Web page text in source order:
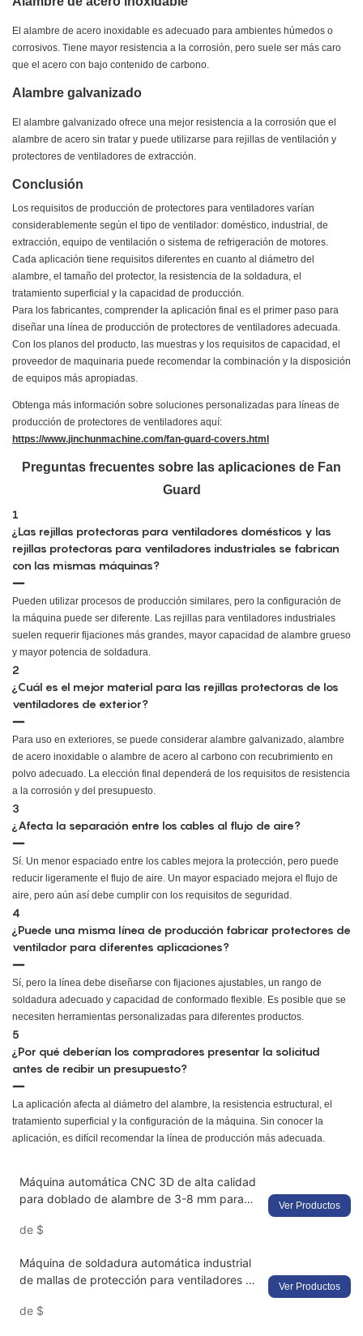
El alambre de acero inoxidable es adecuado para ambientes húmedos o
corrosivos. Tiene mayor resistencia a la corrosión, pero suele ser más caro
que el acero con bajo contenido de carbono.
Alambre galvanizado
El alambre galvanizado ofrece una mejor resistencia a la corrosión que el
alambre de acero sin tratar y puede utilizarse para rejillas de ventilación y
protectores de ventiladores de extracción.
Conclusión
Los requisitos de producción de protectores para ventiladores varían
considerablemente según el tipo de ventilador: doméstico, industrial, de
extracción, equipo de ventilación o sistema de refrigeración de motores.
Cada aplicación tiene requisitos diferentes en cuanto al diámetro del
alambre, el tamaño del protector, la resistencia de la soldadura, el
tratamiento superficial y la capacidad de producción.
Para los fabricantes, comprender la aplicación final es el primer paso para
diseñar una línea de producción de protectores de ventiladores adecuada.
Con los planos del producto, las muestras y los requisitos de capacidad, el
proveedor de maquinaria puede recomendar la combinación y la disposición
de equipos más apropiadas.
Obtenga más información sobre soluciones personalizadas para líneas de
producción de protectores de ventiladores aquí:
https://www.jinchunmachine.com/fan-guard-covers.html
Preguntas frecuentes sobre las aplicaciones de Fan
Guard
1
¿Las rejillas protectoras para ventiladores domésticos y las
rejillas protectoras para ventiladores industriales se fabrican
con las mismas máquinas?
Pueden utilizar procesos de producción similares, pero la configuración de
la máquina puede ser diferente. Las rejillas para ventiladores industriales
suelen requerir fijaciones más grandes, mayor capacidad de alambre grueso
y mayor potencia de soldadura.
2
¿Cuál es el mejor material para las rejillas protectoras de los
ventiladores de exterior?
Para uso en exteriores, se puede considerar alambre galvanizado, alambre
de acero inoxidable o alambre de acero al carbono con recubrimiento en
polvo adecuado. La elección final dependerá de los requisitos de resistencia
a la corrosión y del presupuesto.
3
¿Afecta la separación entre los cables al flujo de aire?
Sí. Un menor espaciado entre los cables mejora la protección, pero puede
reducir ligeramente el flujo de aire. Un mayor espaciado mejora el flujo de
aire, pero aún así debe cumplir con los requisitos de seguridad.
4
¿Puede una misma línea de producción fabricar protectores de
ventilador para diferentes aplicaciones?
Sí, pero la línea debe diseñarse con fijaciones ajustables, un rango de
soldadura adecuado y capacidad de conformado flexible. Es posible que se
necesiten herramientas personalizadas para diferentes productos.
5
¿Por qué deberían los compradores presentar la solicitud
antes de recibir un presupuesto?
La aplicación afecta al diámetro del alambre, la resistencia estructural, el
tratamiento superficial y la configuración de la máquina. Sin conocer la
aplicación, es difícil recomendar la línea de producción más adecuada.
Máquina automática CNC 3D de alta calidad
para doblado de alambre de 3-8 mm para
cestas para sillas, rejillas protectoras para
de $
Ver Productos
Máquina de soldadura automática industrial
de mallas de protección para ventiladores de
para la fabricación de mallas de alta
de $
Ver Productos